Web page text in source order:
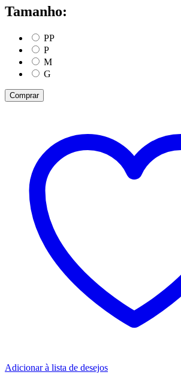
Tamanho:
PP
P
M
G
Comprar
Adicionar à lista de desejos